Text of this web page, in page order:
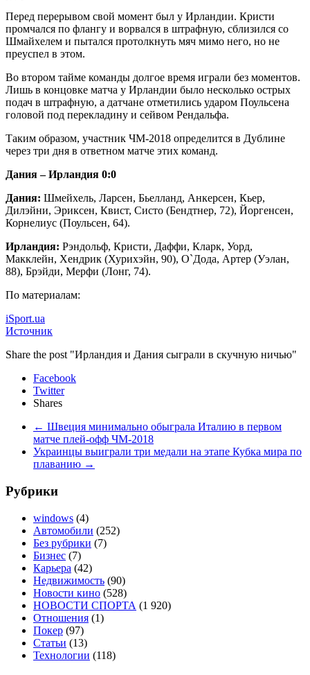
Перед перерывом свой момент был у Ирландии. Кристи
промчался по флангу и ворвался в штрафную, сблизился со
Шмайхелем и пытался протолкнуть мяч мимо него, но не
преуспел в этом.
Во втором тайме команды долгое время играли без моментов.
Лишь в концовке матча у Ирландии было несколько острых
подач в штрафную, а датчане отметились ударом Поульсена
головой под перекладину и сейвом Рендальфа.
Таким образом, участник ЧМ-2018 определится в Дублине
через три дня в ответном матче этих команд.
Дания – Ирландия 0:0
Дания: Шмейхель, Ларсен, Бьелланд, Анкерсен, Кьер,
Дилэйни, Эриксен, Квист, Систо (Бендтнер, 72), Йоргенсен,
Корнелиус (Поульсен, 64).
Ирландия: Рэндольф, Кристи, Даффи, Кларк, Уорд,
Макклейн, Хендрик (Хурихэйн, 90), О`Дода, Артер (Уэлан,
88), Брэйди, Мерфи (Лонг, 74).
По материалам:
iSport.ua
Источник
Share the post "Ирландия и Дания сыграли в скучную ничью"
Facebook
Twitter
Shares
← Швеция минимально обыграла Италию в первом
матче плей-офф ЧМ-2018
Украинцы выиграли три медали на этапе Кубка мира по
плаванию →
Рубрики
windows (4)
Автомобили (252)
Без рубрики (7)
Бизнес (7)
Карьера (42)
Недвижимость (90)
Новости кино (528)
НОВОСТИ СПОРТА (1 920)
Отношения (1)
Покер (97)
Статьи (13)
Технологии (118)